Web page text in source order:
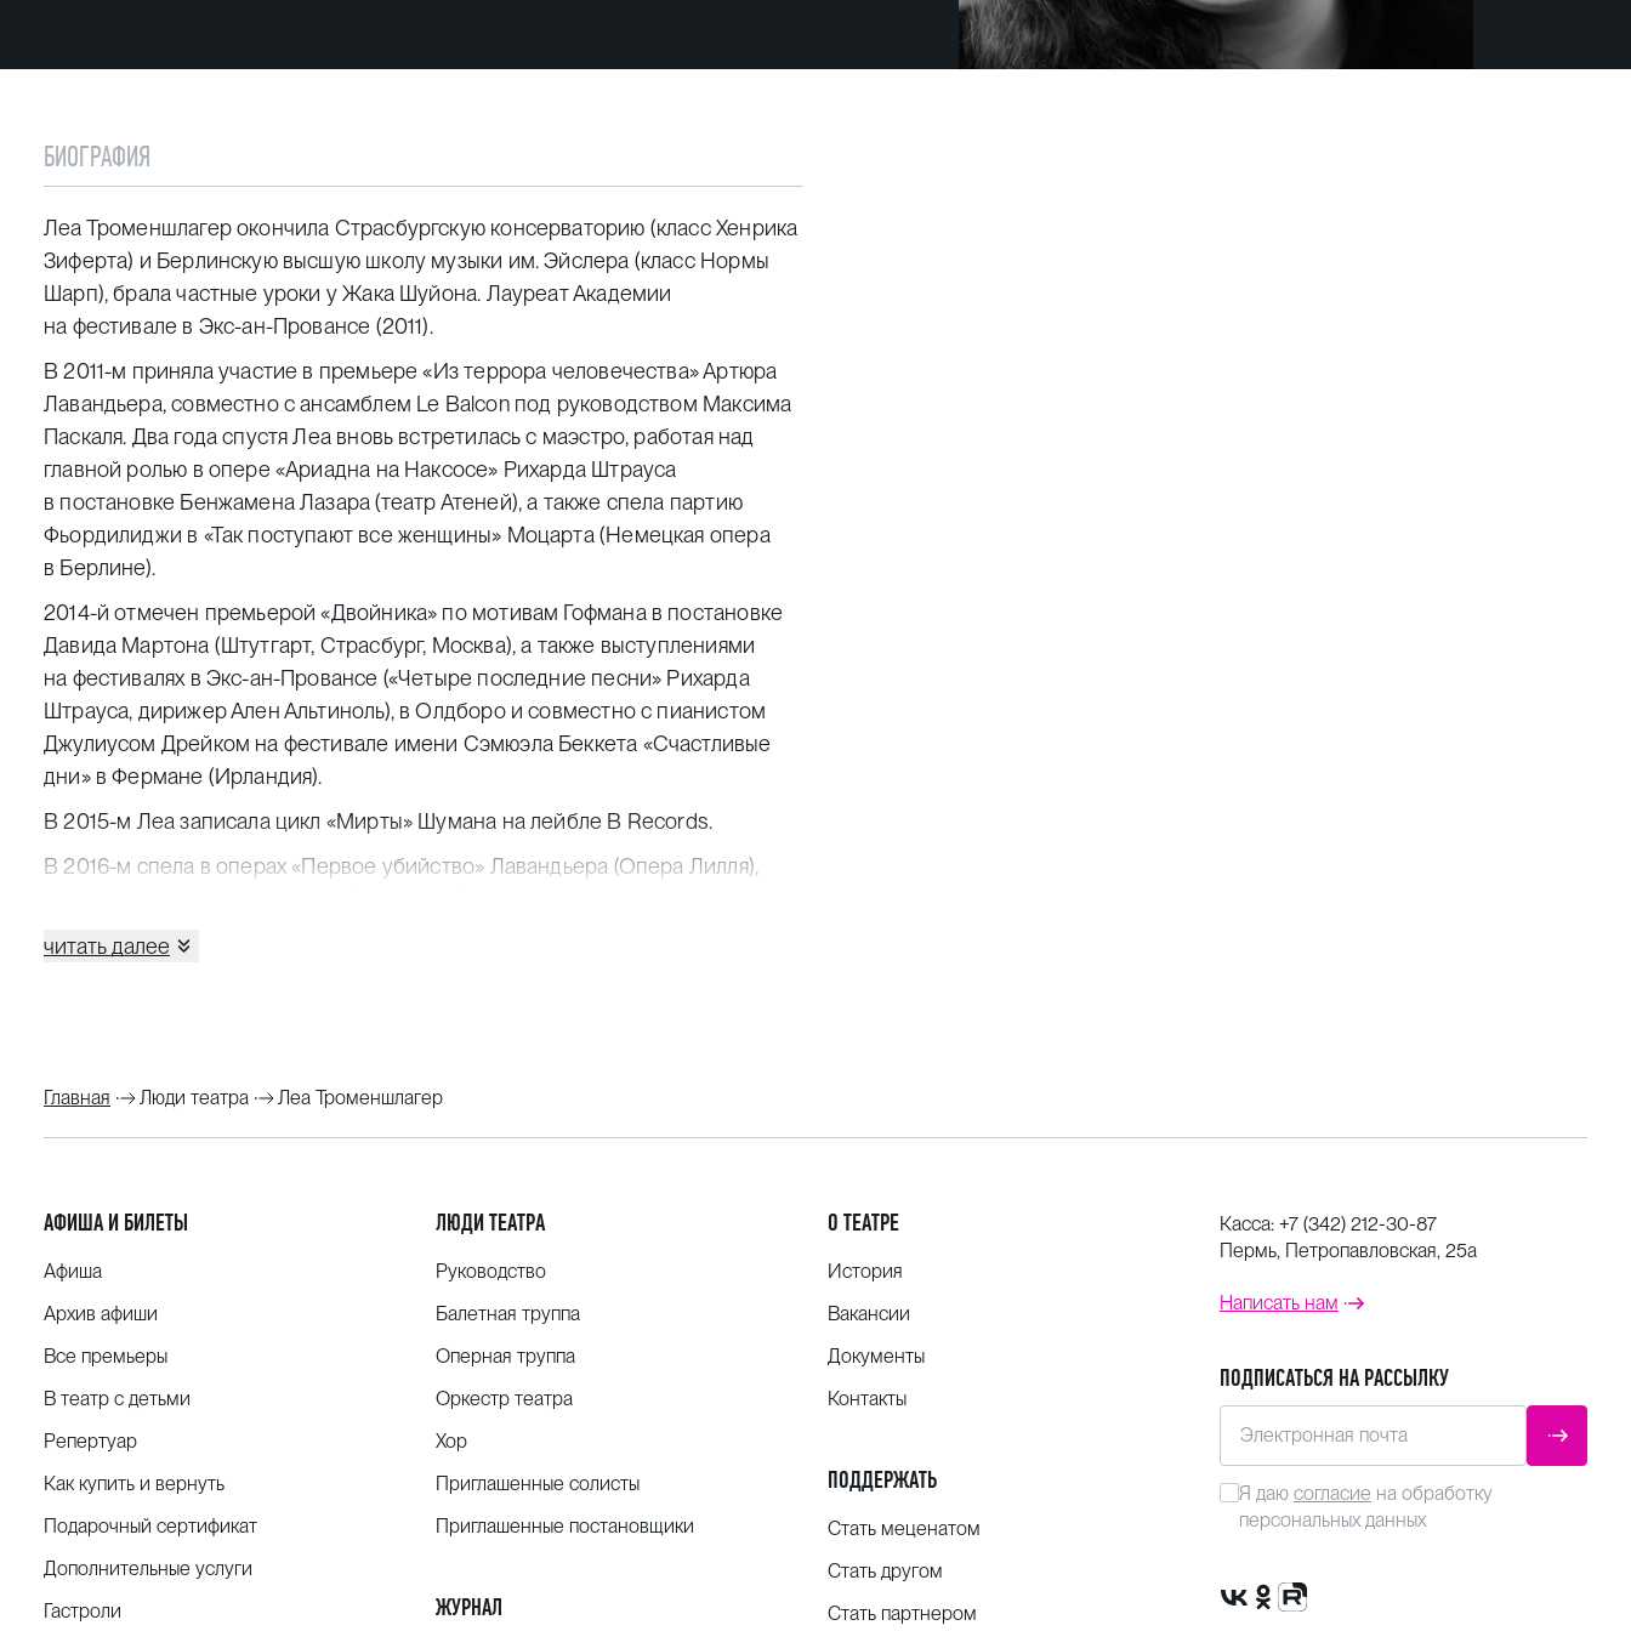
БИОГРАФИЯ
Леа Троменшлагер окончила Страсбургскую консерваторию (класс Хенрика
Зиферта) и Берлинскую высшую школу музыки им. Эйслера (класс Нормы
Шарп), брала частные уроки у Жака Шуйона. Лауреат Академии
на фестивале в Экс-ан-Провансе (2011).
В 2011-м приняла участие в премьере «Из террора человечества» Артюра
Лавандьера, совместно с ансамблем Le Balcon под руководством Максима
Паскаля. Два года спустя Леа вновь встретилась с маэстро, работая над
главной ролью в опере «Ариадна на Наксосе» Рихарда Штрауса
в постановке Бенжамена Лазара (театр Атеней), а также спела партию
Фьордилиджи в «Так поступают все женщины» Моцарта (Немецкая опера
в Берлине).
2014-й отмечен премьерой «Двойника» по мотивам Гофмана в постановке
Давида Мартона (Штутгарт, Страсбург, Москва), а также выступлениями
на фестивалях в Экс-ан-Провансе («Четыре последние песни» Рихарда
Штрауса, дирижер Ален Альтиноль), в Олдборо и совместно с пианистом
Джулиусом Дрейком на фестивале имени Сэмюэла Беккета «Счастливые
дни» в Фермане (Ирландия).
В 2015-м Леа записала цикл «Мирты» Шумана на лейбле B Records.
В 2016-м спела в операх «Первое убийство» Лавандьера (Опера Лилля),
«Землетрясение» Антонио Драги совместно с Le Poème Harmonique
совместные концерты с Ensemble Cairn, «Песнь о земле» Малера
с Оркестром Нормандии, «Четверг» Штокхаузена в Опера-Комик.
читать далее
Главная Люди театра Леа Троменшлагер
АФИША И БИЛЕТЫ
Афиша
Архив афиши
Все премьеры
В театр с детьми
Репертуар
Как купить и вернуть
Подарочный сертификат
Дополнительные услуги
Гастроли
ЛЮДИ ТЕАТРА
Руководство
Балетная труппа
Оперная труппа
Оркестр театра
Хор
Приглашенные солисты
Приглашенные постановщики
ЖУРНАЛ
О ТЕАТРЕ
История
Вакансии
Документы
Контакты
ПОДДЕРЖАТЬ
Стать меценатом
Стать другом
Стать партнером
Касса: +7 (342) 212-30-87
Пермь, Петропавловская, 25а
Написать нам
ПОДПИСАТЬСЯ НА РАССЫЛКУ
Электронная почта
Я даю согласие на обработку
персональных данных
Сообщество VK
Группа в одноклассниках
Канал Rutube